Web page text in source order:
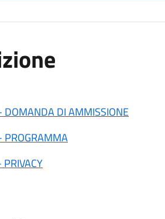
DOMANDA DI AMMISSIONE
PROGRAMMA